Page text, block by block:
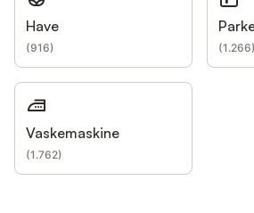
Have
(916) (1.266)
Vaskemaskine
(1.762)